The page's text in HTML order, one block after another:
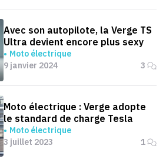
Avec son autopilote, la Verge TS
Ultra devient encore plus sexy
Moto électrique
9 janvier 2024
3
Moto électrique : Verge adopte
le standard de charge Tesla
Moto électrique
3 juillet 2023
1